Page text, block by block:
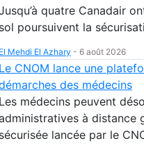
quatre Canadair
sol poursuivent la
El Mehdi El Azhary - 6 août 2026
Le CNOM lance une
des médecins
Les médecins peuvent
à distance
sécurisée lancée par le